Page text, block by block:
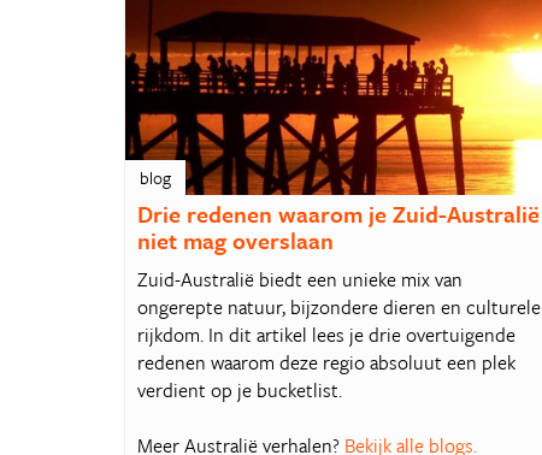
blog
Drie redenen waarom je Zuid-Australië
niet mag overslaan
Zuid-Australië biedt een unieke mix van
ongerepte natuur, bijzondere dieren en culturele
rijkdom. In dit artikel lees je drie overtuigende
redenen waarom deze regio absoluut een plek
verdient op je bucketlist.
Meer Australië verhalen? Bekijk alle blogs.